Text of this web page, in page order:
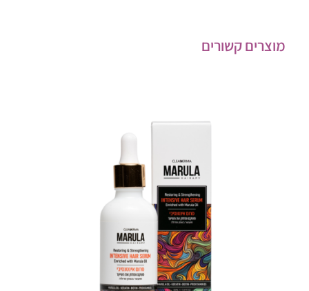
שיער
מוצרים קשורים